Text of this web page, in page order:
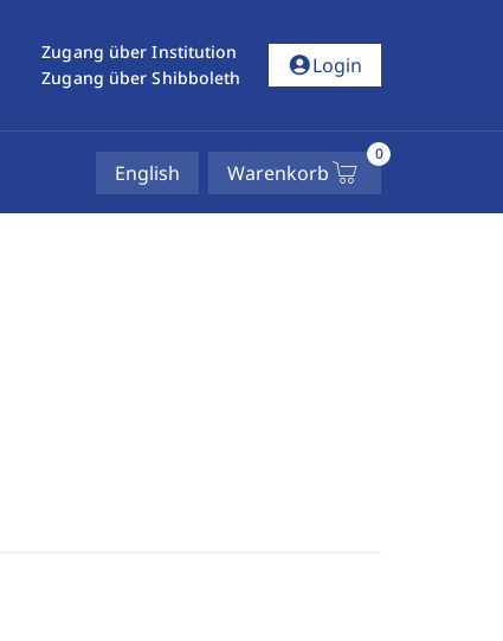
Zugang über Institution
Zugang über Shibboleth
account_circleLogin
English Warenkorb
0